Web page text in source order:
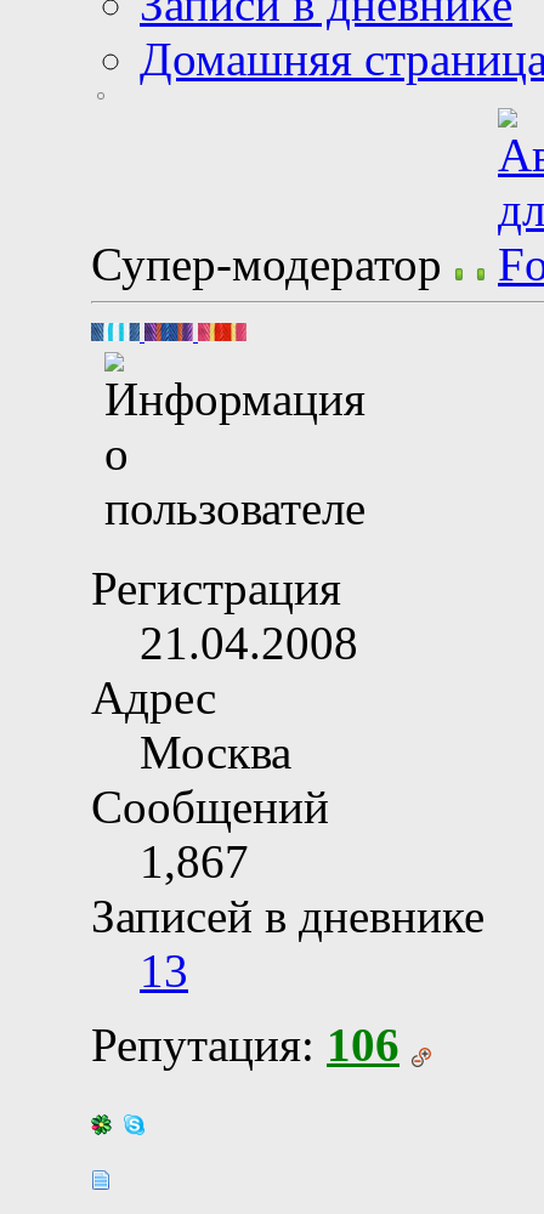
Домашняя
Супер-модератор
Регистрация
21.04.2008
Адрес
Москва
Сообщений
1,867
Записей в дневнике
13
Репутация: 106